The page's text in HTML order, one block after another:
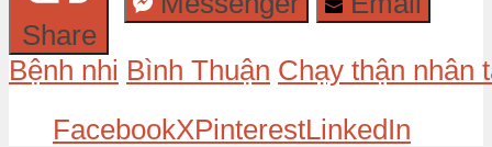
Share
Bệnh nhi Bình Thuận Chạy thận nhân
FacebookXPinterestLinkedIn